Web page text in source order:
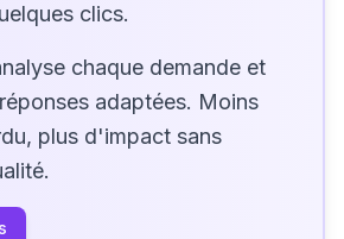
clics.
chaque demande et
adaptées. Moins
plus d'impact sans